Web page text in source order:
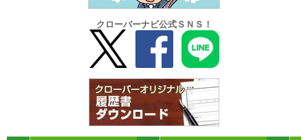
クローバーナビ公式ＳＮＳ！